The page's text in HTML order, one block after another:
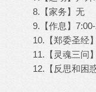
8.【家务】无
9.【作息】
10.【郑委圣经
11.【灵魂三问
12.【反思和困惑